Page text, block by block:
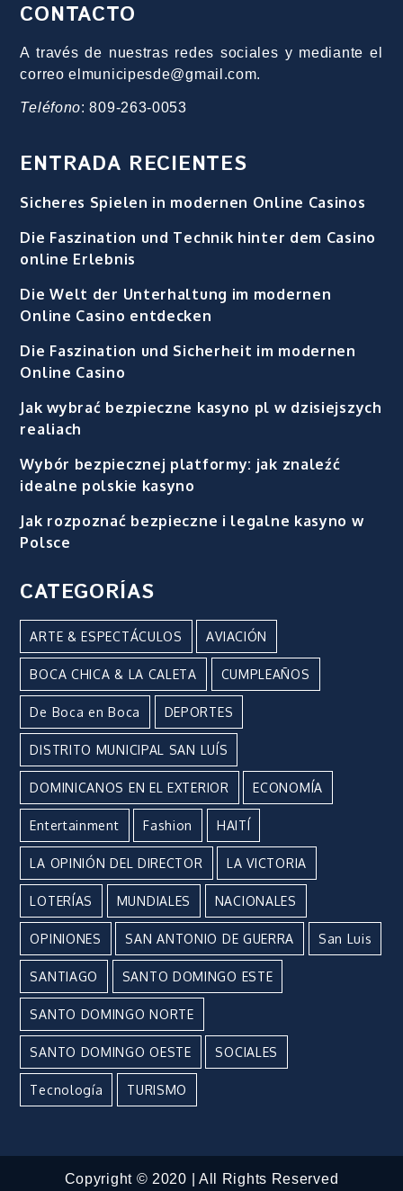
CONTACTO
A través de nuestras redes sociales y mediante el
correo elmunicipesde@gmail.com.
Teléfono: 809-263-0053
ENTRADA RECIENTES
Sicheres Spielen in modernen Online Casinos
Die Faszination und Technik hinter dem Casino
online Erlebnis
Die Welt der Unterhaltung im modernen
Online Casino entdecken
Die Faszination und Sicherheit im modernen
Online Casino
Jak wybrać bezpieczne kasyno pl w dzisiejszych
realiach
Wybór bezpiecznej platformy: jak znaleźć
idealne polskie kasyno
Jak rozpoznać bezpieczne i legalne kasyno w
Polsce
CATEGORÍAS
ARTE & ESPECTÁCULOS AVIACIÓN
BOCA CHICA & LA CALETA CUMPLEAÑOS
De Boca en Boca DEPORTES
DISTRITO MUNICIPAL SAN LUÍS
DOMINICANOS EN EL EXTERIOR ECONOMÍA
Entertainment Fashion HAITÍ
LA OPINIÓN DEL DIRECTOR LA VICTORIA
LOTERÍAS MUNDIALES NACIONALES
OPINIONES SAN ANTONIO DE GUERRA San Luis
SANTIAGO SANTO DOMINGO ESTE
SANTO DOMINGO NORTE
SANTO DOMINGO OESTE SOCIALES
Tecnología TURISMO
Copyright © 2020 | All Rights Reserved